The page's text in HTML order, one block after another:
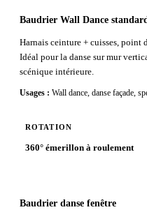
Baudrier Wall Dance
Harnais ceinture + cuisses, point
Idéal pour la danse sur mur
scénique intérieure.
Usages : Wall dance, danse façade,
ROTATION
360° émerillon à roulement
Baudrier danse fenêtre